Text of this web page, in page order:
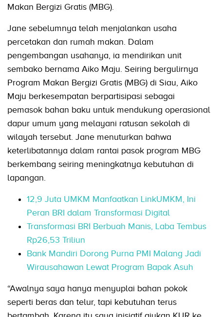
Makan Bergizi Gratis (MBG).
Jane sebelumnya telah menjalankan usaha
percetakan dan rumah makan. Dalam
pengembangan usahanya, ia mendirikan unit
sembako bernama Aiko Maju. Seiring bergulirnya
Program Makan Bergizi Gratis (MBG) di Siau, Aiko
Maju berkesempatan berpartisipasi sebagai
pemasok bahan baku untuk mendukung operasional
dapur umum yang melayani ratusan sekolah di
wilayah tersebut. Jane menuturkan bahwa
keterlibatannya dalam rantai pasok program MBG
berkembang seiring meningkatnya kebutuhan di
lapangan.
12,9 Juta UMKM Manfaatkan LinkUMKM, Ini
Peran BRI dalam Transformasi Digital
Transformasi BRI Berbuah Manis, Laba Tembus
Rp26,53 Triliun
Bank Mandiri Dorong Purna PMI Malang Jadi
Wirausahawan Lewat Program Bapak Asuh
“Awalnya saya hanya menyuplai bahan pokok
seperti beras dan telur, tapi kebutuhan terus